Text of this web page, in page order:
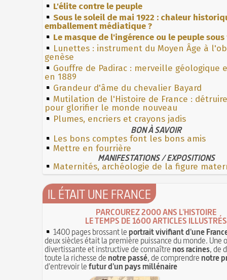
L'élite contre le peuple
Sous le soleil de mai 1922 : chaleur
emballement médiatique ?
Le masque de l'ingérence ou le peuple
Lunettes : instrument du Moyen Âge à
genèse
Gouffre de Padirac : merveille géologique
en 1889
Grandeur d'âme du chevalier Bayard
Mutilation de l'Histoire de France :
pour glorifier le monde nouveau
Plumes, encriers et crayons jadis
BON À SAVOIR
Les bons comptes font les bons amis
Mettre en fourrière
MANIFESTATIONS / EXPOSITIONS
Maternités, archéologie de la figure
IL ÉTAIT UNE FRANCE
PARCOUREZ 2000 ANS L'HISTOIRE
LE TEMPS DE 1600 ARTICLES ILLUSTRÉS
1400 pages brossant leportrait vivifiant d'une
deux siècles était la première puissance du monde. Une
divertissante et instructive de connaîtrenos racines, de
toute la richesse denotre passé, de comprendrenotre
d'entrevoir lefutur d'un pays millénaire